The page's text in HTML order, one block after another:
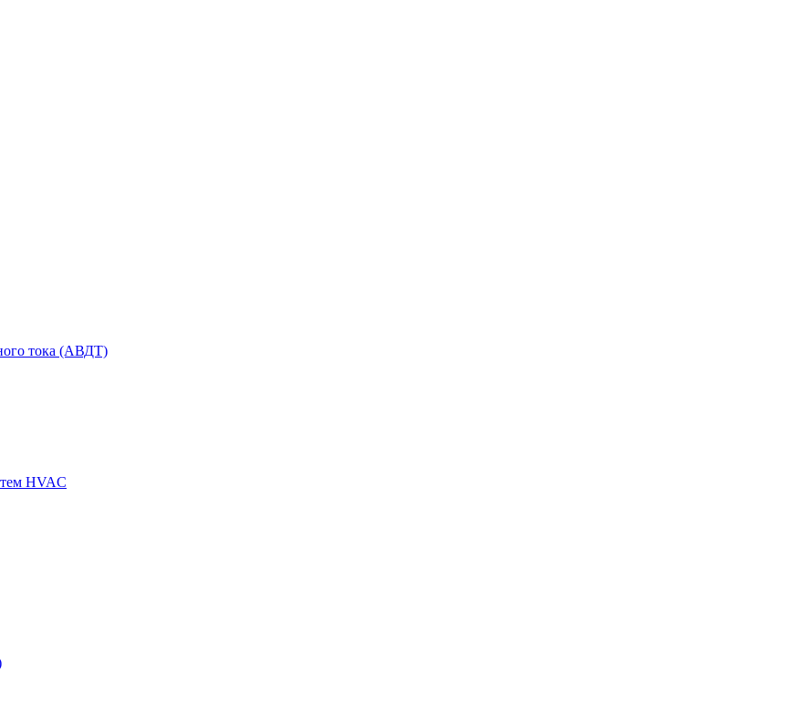
тока (АВДТ)
HVAC